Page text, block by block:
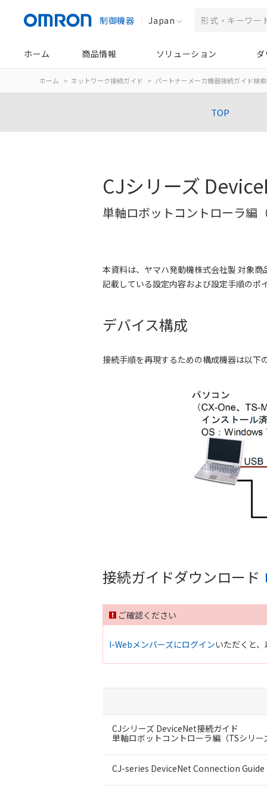
制御機器 Japan
ホーム 商品情報 ソリューション
ホーム ネットワーク接続ガイド パートナーメーカ機器接続ガイド検索
TOP
CJシリーズ
単軸ロボットコントローラ編
本資料は、ヤマハ発動機株式会社製 対象
記載している設定内容および設定手順の
デバイス構成
接続手順を再現するための構成機器は以下
接続ガイドダウンロード
ご確認ください
I-Webメンバーズにログインいただくと
CJシリーズ DeviceNet接続ガイド
単軸ロボットコントローラ編（TSシリー
CJ-series DeviceNet Connection Guide